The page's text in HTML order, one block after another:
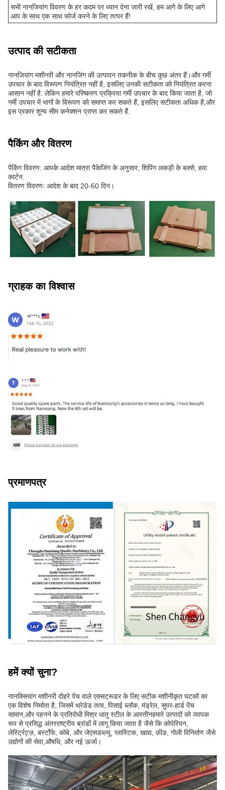
सभी नानजियांग विवरण के हर कदम पर ध्यान देना जारी रखें, हम आगे के लिए आगे
आप के साथ एक साथ फोर्ज करने के लिए तत्पर हैं!
उत्पाद की सटीकता
नानजियांग मशीनरी और नानजिंग की उत्पादन तकनीक के बीच कुछ अंतर हैं।और गर्मी
उपचार के बाद विरूपण नियंत्रित नहीं है, इसलिए उनकी सटीकता को नियंत्रित करना
आसान नहीं है. लेकिन हमारे परिष्करण प्रक्रिया गर्मी उपचार के बाद किया जाता है, जो
गर्मी उपचार में भागों के विरूपण को समाप्त कर सकते हैं, इसलिए सटीकता अधिक है,और
इस प्रकार शून्य सीम कनेक्शन प्राप्त कर सकते हैं.
पैकिंग और वितरण
पैकिंग विवरण: आपके आदेश मात्रा पैकेजिंग के अनुसार, शिपिंग लकड़ी के बक्से, हवा
कार्टन.
वितरण विवरणः आदेश के बाद 20-60 दिन।
ग्राहक का विश्वास
प्रमाणपत्र
हमें क्यों चुना?
नानक्सियांग मशीनरी दोहरे पेंच वाले एक्सट्रूडर के लिए सटीक मशीनीकृत घटकों का
एक विशेष निर्माता है, जिसमें थ्रेडेड तत्व, पिसाई ब्लॉक, मंड्रेल, सुपर-हार्ड पेंच
सामान,और पहनने के प्रतिरोधी मिश्र धातु स्टील के आस्तीनहमारे उत्पादों को व्यापक
रूप से प्रसिद्ध अंतरराष्ट्रीय ब्रांडों में लागू किया जाता है जैसे कि कोपेरियन,
लेर्स्ट्रिट्ज़, बर्स्टॉर्फ, कोबे, और जेएसडब्ल्यू, प्लास्टिक, खाद्य, फ़ीड, गोली विनिर्माण जैसे
उद्योगों की सेवा,औषधि, और नई ऊर्जा।